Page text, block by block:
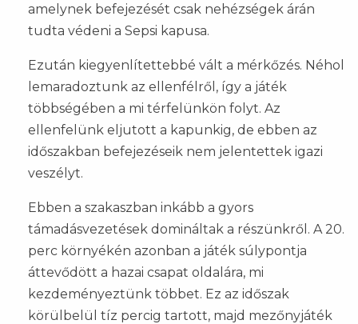
amelynek befejezését csak nehézségek árán
tudta védeni a Sepsi kapusa.
Ezután kiegyenlítettebbé vált a mérkőzés. Néhol
lemaradoztunk az ellenfélről, így a játék
többségében a mi térfelünkön folyt. Az
ellenfelünk eljutott a kapunkig, de ebben az
időszakban befejezéseik nem jelentettek igazi
veszélyt.
Ebben a szakaszban inkább a gyors
támadásvezetések domináltak a részünkről. A 20.
perc környékén azonban a játék súlypontja
áttevődött a hazai csapat oldalára, mi
kezdeményeztünk többet. Ez az időszak
körülbelül tíz percig tartott, majd mezőnyjáték